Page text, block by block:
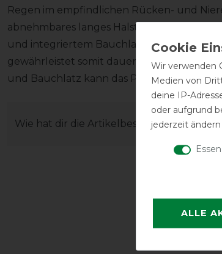
Regen im empfindlichen Rücken- und
abnehmbares langes Halsteil mit
und integriertem Bauchlatz mit
gewährleistet somit dauerhaft einen sehr
und Bauchlatz kann das Pferd seinen
Wie hat dir die Artikelbeschreibung
Wir verwenden
Medien von
deine IP-
oder aufgrund
jederzeit
ALLE